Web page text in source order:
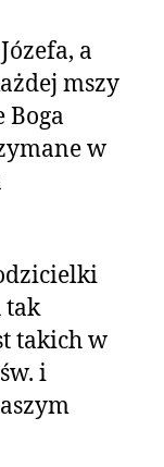
a
mszy
Boga
w
tak
takich w
i